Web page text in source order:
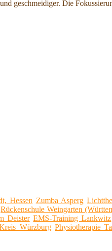
geschmeidiger. Die
Hessen Zumba Asperg
Rückenschule Weingarten
Deister EMS-Training Lankwitz
Würzburg Physiotherapie